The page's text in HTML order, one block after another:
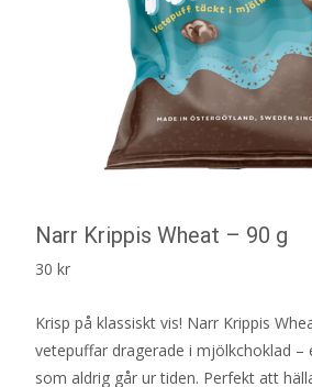
Narr Krippis Wheat – 90 g
30 kr
Krisp på klassiskt vis! Narr Krippis
vetepuffar dragerade i mjölkchoklad –
som aldrig går ur tiden. Perfekt att